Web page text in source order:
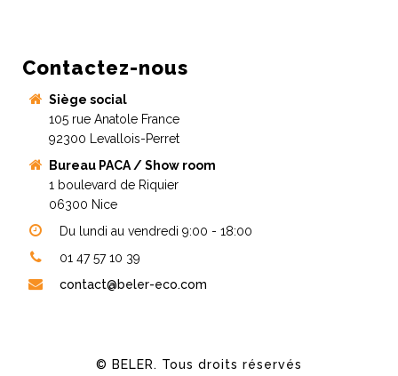
Contactez-nous
Siège social
105 rue Anatole France
92300 Levallois-Perret
Bureau PACA / Show room
1 boulevard de Riquier
06300 Nice
Du lundi au vendredi 9:00 - 18:00
01 47 57 10 39
contact@beler-eco.com
© BELER. Tous droits réservés